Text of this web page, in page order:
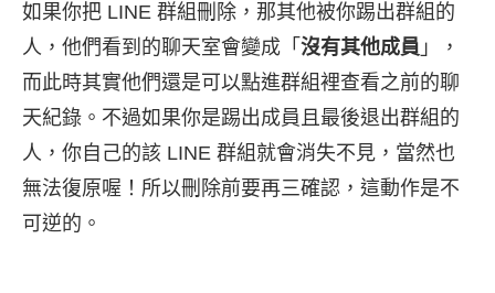
如果你把 LINE 群組刪除，那其他被你踢出群組的
人，他們看到的聊天室會變成「 沒有其他成員 」，
而此時其實他們還是可以點進群組裡查看之前的聊
天紀錄。不過如果你是踢出成員且最後退出群組的
人，你自己的該 LINE 群組就會消失不見，當然也
無法復原喔！所以刪除前要再三確認，這動作是不
可逆的。